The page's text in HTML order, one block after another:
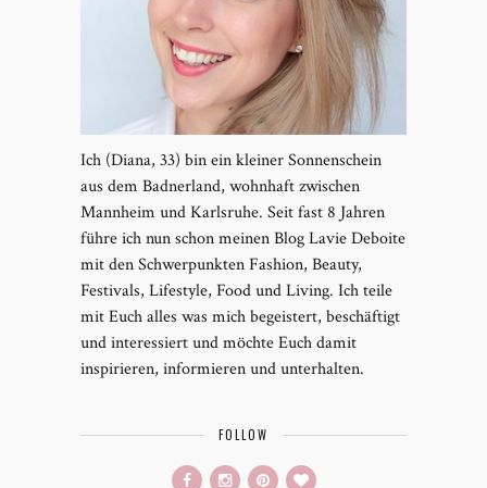
Ich (Diana, 33) bin ein kleiner Sonnenschein
aus dem Badnerland, wohnhaft zwischen
Mannheim und Karlsruhe. Seit fast 8 Jahren
führe ich nun schon meinen Blog Lavie Deboite
mit den Schwerpunkten Fashion, Beauty,
Festivals, Lifestyle, Food und Living. Ich teile
mit Euch alles was mich begeistert, beschäftigt
und interessiert und möchte Euch damit
inspirieren, informieren und unterhalten.
FOLLOW